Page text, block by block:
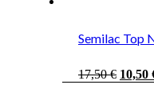
Semilac Top
17,50€ El
10,50